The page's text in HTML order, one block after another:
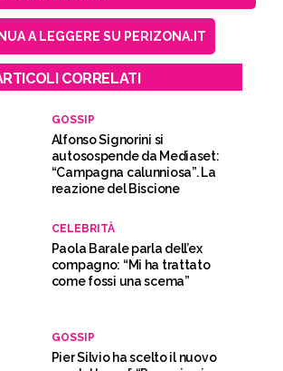
A LEGGERE SU PERIZONA.IT
CORRELATI
GOSSIP
Alfonso Signorini si
autosospende da Mediaset:
“Campagna calunniosa”. La
reazione del Biscione
CELEBRITÀ
Paola Barale parla dell’ex
compagno: “Mi ha trattato
come fossi una scema”
GOSSIP
Pier Silvio ha scelto il nuovo